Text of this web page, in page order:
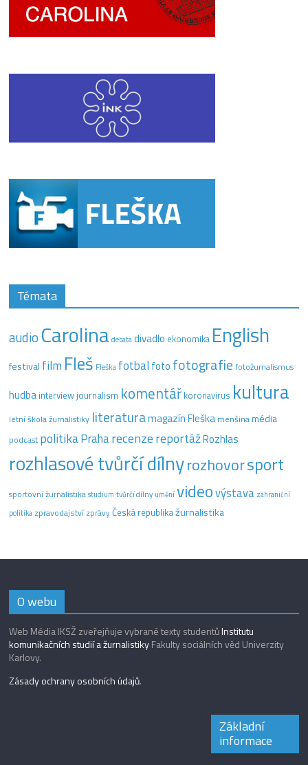
Témata
audio Carolina debata divadlo ekonomika English
festival film Fleš Fleška fotbal foto fotografie fotožurnalismus
hudba interview journalism komentář koronavirus kultura
letní škola žurnalistiky literaturamagazín Fleška menšinamédia
podcast politikaPraharecenzereportážRozhlas
rozhlasové tvůrčí dílnyrozhovorsport
sportovní žurnalistika studium tvůrčí dílny uměnívideovýstava zahraniční
politika zpravodajstvízprávyČeská republikažurnalistika
O webu
Web Média IKSŽ zveřejňuje vybrané texty studentůInstitutu
komunikačních studií a žurnalistikyFakulty sociálních věd Univerzity
Karlovy.
Zásady ochrany osobních údajů.
Základní
informace